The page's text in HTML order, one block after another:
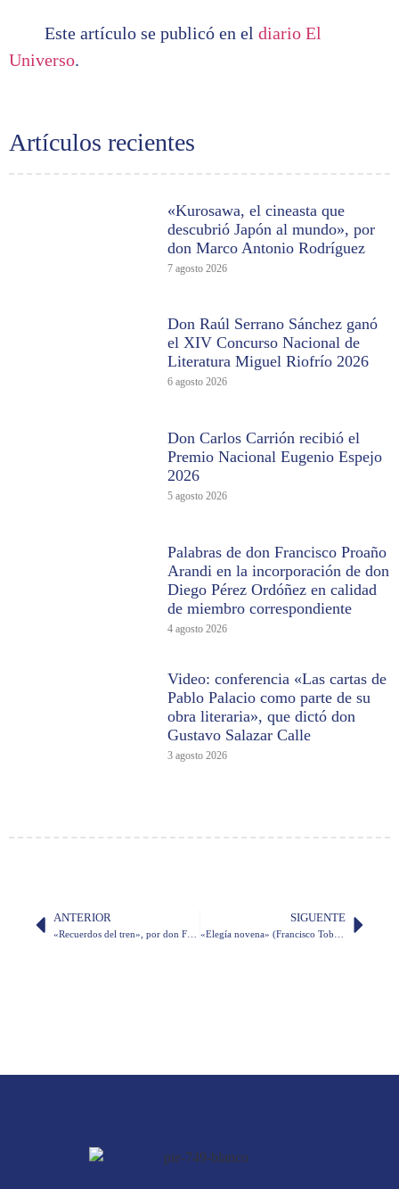
Artículos recientes
«Kurosawa, el cineasta que
descubrió Japón al mundo», por
don Marco Antonio Rodríguez
7 agosto 2026
Don Raúl Serrano Sánchez ganó
el XIV Concurso Nacional de
Literatura Miguel Riofrío 2026
6 agosto 2026
Don Carlos Carrión recibió el
Premio Nacional Eugenio Espejo
2026
5 agosto 2026
Palabras de don Francisco Proaño
Arandi en la incorporación de don
Diego Pérez Ordóñez en calidad
de miembro correspondiente
4 agosto 2026
Video: conferencia «Las cartas de
Pablo Palacio como parte de su
obra literaria», que dictó don
Gustavo Salazar Calle
3 agosto 2026
Este artículo se publicó en el diario El
Universo.
ANTERIOR SIGUENTE